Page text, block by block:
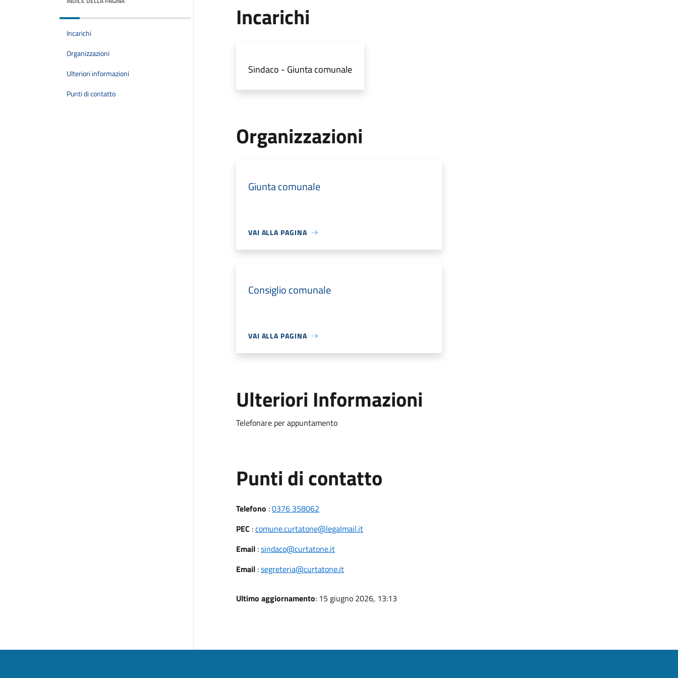
Incarichi
Organizzazioni
Ulteriori informazioni
Punti di contatto
Incarichi
Sindaco - Giunta comunale
Organizzazioni
Giunta comunale
VAI ALLA PAGINA
Consiglio comunale
VAI ALLA PAGINA
Ulteriori Informazioni
Telefonare per appuntamento
Punti di contatto
Telefono :0376 358062
PEC :comune.curtatone@legalmail.it
Email:sindaco@curtatone.it
Email:segreteria@curtatone.it
Ultimo aggiornamento: 15 giugno 2026, 13:13